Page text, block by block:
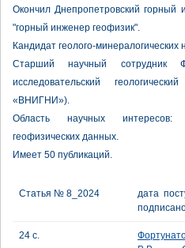
Окончил Днепропетровский горный
"горный инженер геофизик".
Кандидат геолого-минералогических
Старший научный сотрудник
исследовательский
«ВНИГНИ»).
Область научных интересов:
геофизических данных.
Имеет 50 публикаций.
Статья № 8_2024
дата
24 с.